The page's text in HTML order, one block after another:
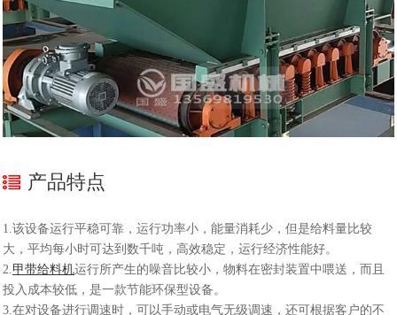
产品特点
1.该设备运行平稳可靠，运行功率小，能量消耗少，但是给料量比较
大，平均每小时可达到数千吨，高效稳定，运行经济性能好。
2. 甲带给料机运行所产生的噪音比较小，物料在密封装置中喂送，而且
投入成本较低，是一款节能环保型设备。
3.在对设备进行调速时，可以手动或电气无级调速，还可根据客户的不